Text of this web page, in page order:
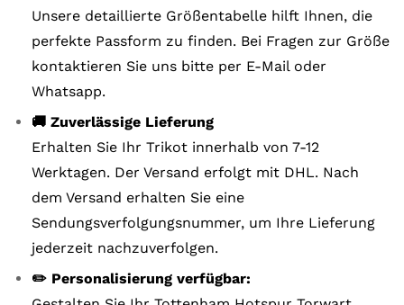
Unsere detaillierte Größentabelle hilft Ihnen, die
perfekte Passform zu finden. Bei Fragen zur Größe
kontaktieren Sie uns bitte per E-Mail oder
Whatsapp.
🚚 Zuverlässige Lieferung
Erhalten Sie Ihr Trikot innerhalb von 7-12
Werktagen. Der Versand erfolgt mit DHL. Nach
dem Versand erhalten Sie eine
Sendungsverfolgungsnummer, um Ihre Lieferung
jederzeit nachzuverfolgen.
✏️ Personalisierung verfügbar: